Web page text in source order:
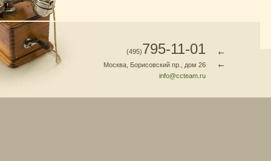
(495)795-11-01
Москва, Борисовский пр., дом 26
info@ccteam.ru